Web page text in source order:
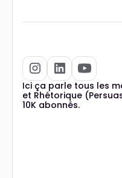
Ici ça parle tous les
et Rhétorique
10K abonnés.